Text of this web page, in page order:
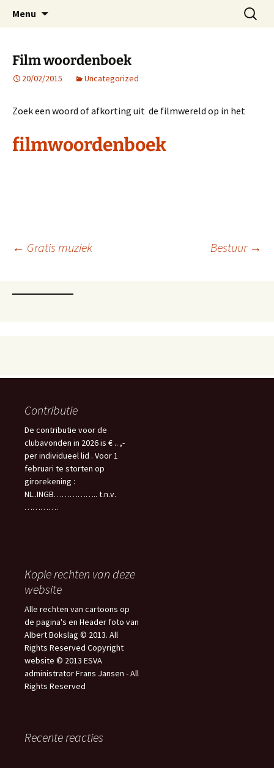
inhoud
VIDEOCLUBEDE
ESVA is uw videoclub in de regio Ede
Menu
Zoeken
naar:
Film woordenboek
20/02/2015 Uncategorized
Zoek een woord of afkorting uit de filmwereld op in het
filmwoordenboek
Berichtnavigatie
← Gratis muziek Bestuur →
Contributie
De contributie voor de
clubavonden in 2026 is € .. ,-
per individueel lid . Voor 1
februari te storten op
girorekening :
NL..INGB…………….. t.n.v.
………….
Kopie rechten van deze
website
Alle rechten van cartoons op
de pagina's en Header foto van
Albert Bokslag © 2013. All
Rights Reserved Copyright
website © 2013 ESVA
administrator Frans Jansen - All
Rights Reserved
Recente reacties